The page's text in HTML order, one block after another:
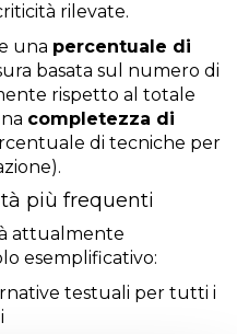
rilevate.
una percentuale di
basata sul numero di
rispetto al totale
completezza di
di tecniche per
più frequenti
attualmente
esemplificativo:
testuali per tutti i